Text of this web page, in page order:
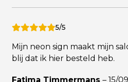
5/5
Mijn neon sign maakt mijn
blij dat ik hier besteld heb.
Fatima Timmermans – 15/